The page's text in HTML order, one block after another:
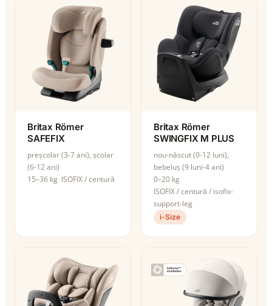
Britax Römer
SAFEFIX
preșcolar (3-7 ani), școlar
(6-12 ani)
15–36 kg ISOFIX / centură
Britax Römer
SWINGFIX M PLUS
nou-născut (0-12 luni),
bebeluș (9 luni-4 ani)
0–20 kg
ISOFIX / centură / isofix-
support-leg
i-Size